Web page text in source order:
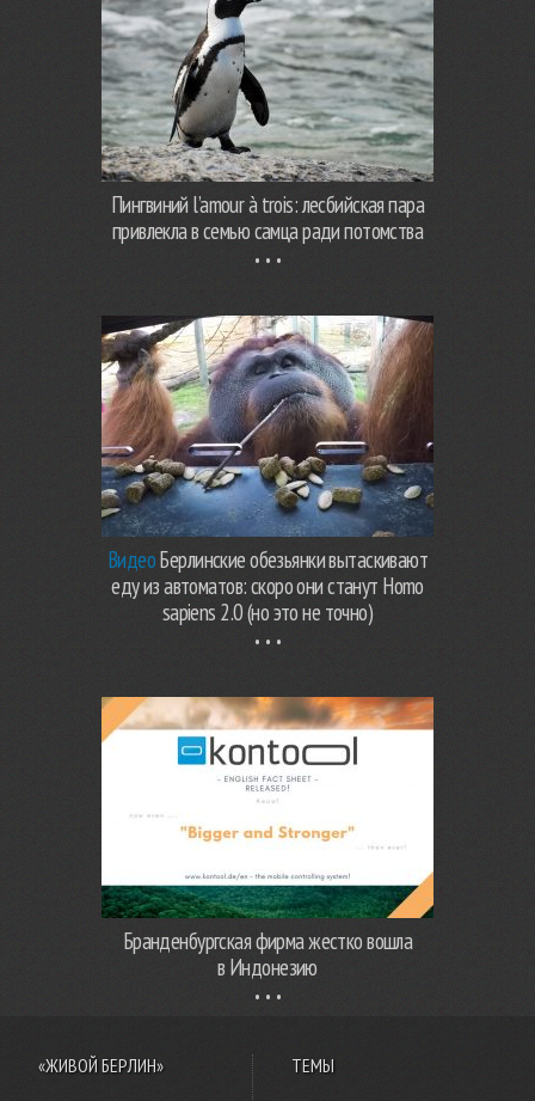
Пингвиний l’amour à trois: лесбийская пара
привлекла в семью самца ради потомства
ВидеоБерлинские обезьянки вытаскивают
еду из автоматов: скоро они станут Homo
sapiens 2.0 (но это не точно)
Бранденбургская фирма жестко вошла
в Индонезию
«ЖИВОЙ БЕРЛИН» ТЕМЫ